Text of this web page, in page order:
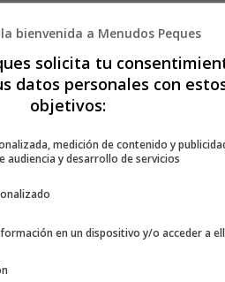
se corre el peligro de
de una persona. Por ello, a
bienvenida a Menudos Peques
solicita tu
datos personales con
objetivos:
medición de contenido y
audiencia y desarrollo de servicios
en un dispositivo y/o acceder a